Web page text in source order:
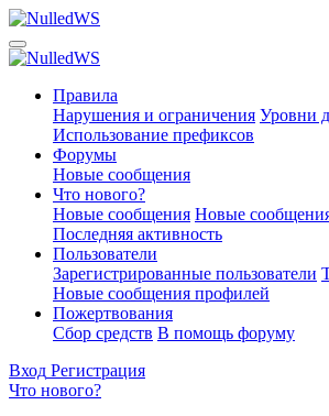
Правила
Нарушения и ограничения Уровни
Использование префиксов
Форумы
Новые сообщения
Что нового?
Новые сообщения Новые
Последняя активность
Пользователи
Зарегистрированные пользователи
Новые сообщения профилей
Пожертвования
Сбор средств В помощь форуму
Вход Регистрация
Что нового?